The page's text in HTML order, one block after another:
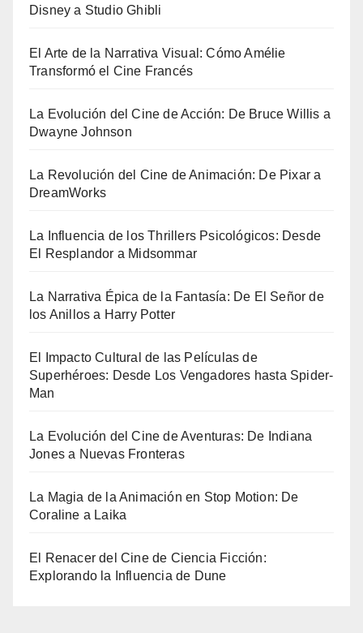
Disney a Studio Ghibli
El Arte de la Narrativa Visual: Cómo Amélie
Transformó el Cine Francés
La Evolución del Cine de Acción: De Bruce Willis a
Dwayne Johnson
La Revolución del Cine de Animación: De Pixar a
DreamWorks
La Influencia de los Thrillers Psicológicos: Desde
El Resplandor a Midsommar
La Narrativa Épica de la Fantasía: De El Señor de
los Anillos a Harry Potter
El Impacto Cultural de las Películas de
Superhéroes: Desde Los Vengadores hasta Spider-
Man
La Evolución del Cine de Aventuras: De Indiana
Jones a Nuevas Fronteras
La Magia de la Animación en Stop Motion: De
Coraline a Laika
El Renacer del Cine de Ciencia Ficción:
Explorando la Influencia de Dune